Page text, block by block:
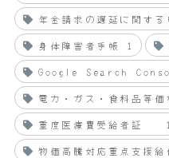
年金請求の遅延に関する
身体障害者手帳
1
Google Search
電力・ガス・食料品等
重度医療費受給者証
1
物価高騰対応重点支援給